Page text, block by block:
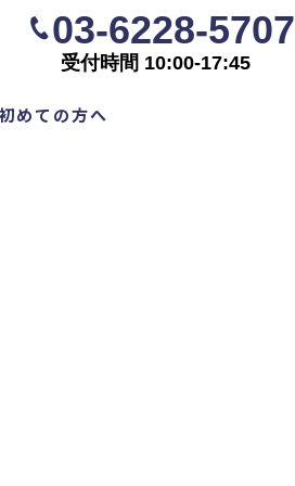
03-6228-5707
受付時間 10:00-17:45
初めての方へ